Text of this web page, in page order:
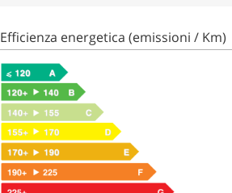
Efficienza energetica (emissioni / Km)